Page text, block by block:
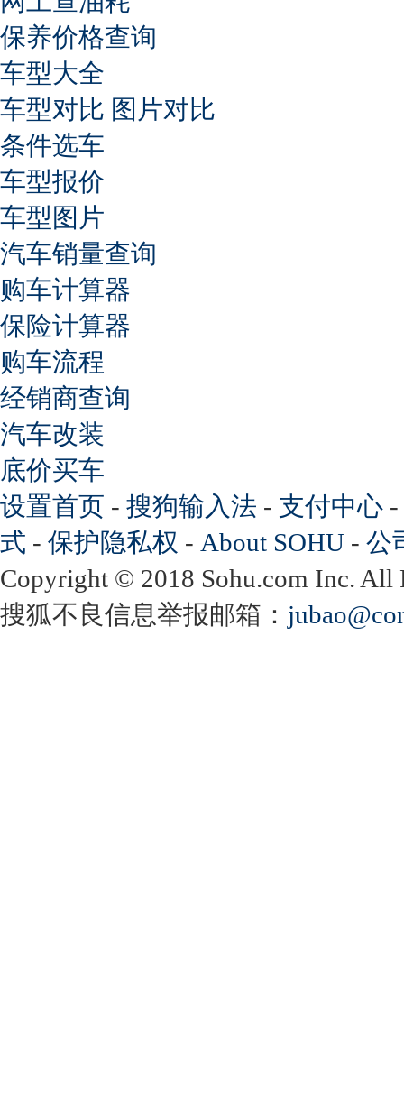
保养价格查询
车型大全
车型对比 图片对比
条件选车
车型报价
车型图片
汽车销量查询
购车计算器
保险计算器
购车流程
经销商查询
汽车改装
底价买车
设置首页 - 搜狗输入法 - 支付中心 -
式 - 保护隐私权 - About SOHU - 公
Copyright © 2018 Sohu.com Inc.
搜狐不良信息举报邮箱：